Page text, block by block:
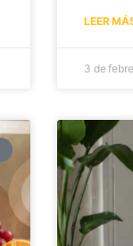
LEER
3 de